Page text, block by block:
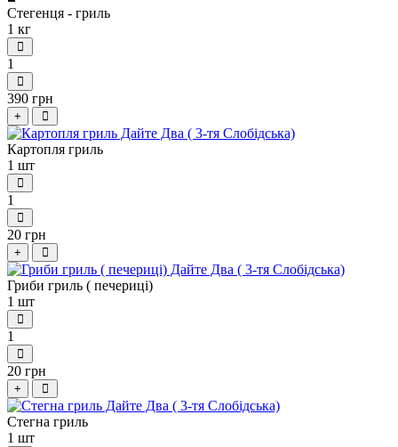
Стегенця - гриль
1 кг
1
390 грн
+
Картопля гриль
1 шт
1
20 грн
+
Гриби гриль ( печериці)
1 шт
1
20 грн
+
Стегна гриль
1 шт